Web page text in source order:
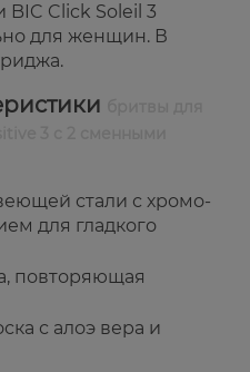
Click Soleil 3
для женщин. В
стали с хромо-
для гладкого
повторяющая
с алоэ вера и